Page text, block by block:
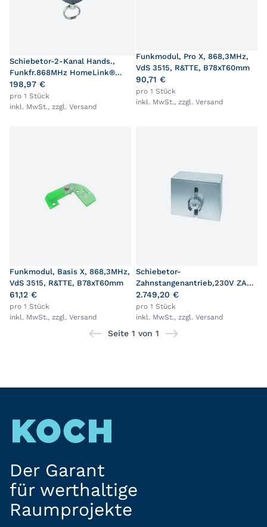
Schiebetor-2-Kanal Hands.,
Funkfr.868MHz HomeLink®
kompatibel,L49,5xB24xH10,5mm
198,97 €
pro 1 Stück
inkl. MwSt., zzgl. Versand
Funkmodul, Pro X, 868,3MHz,
VdS 3515, R&TTE, B78xT60mm
90,71 €
pro 1 Stück
inkl. MwSt., zzgl. Versand
Funkmodul, Basis X, 868,3MHz,
VdS 3515, R&TTE, B78xT60mm
61,12 €
pro 1 Stück
inkl. MwSt., zzgl. Versand
Schiebetor-
Zahnstangenantrieb,230V ZA
600,mit 2-Kanal
Handsender,ER,Edelstahl
2.749,20 €
pro 1 Stück
inkl. MwSt., zzgl. Versand
Seite 1 von 1
Der Garant
für werthaltige
Raumprojekte